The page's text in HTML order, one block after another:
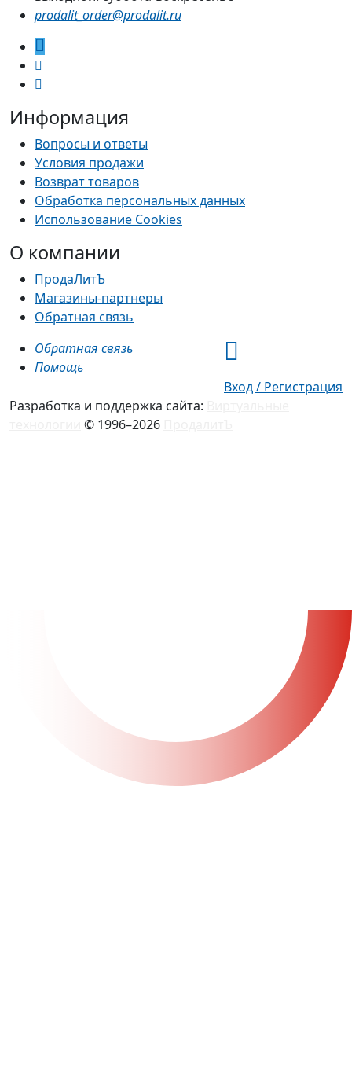
prodalit_order@prodalit.ru
Информация
Вопросы и ответы
Условия продажи
Возврат товаров
Обработка персональных данных
Использование Cookies
О компании
ПродаЛитЪ
Магазины-партнеры
Обратная связь
Обратная связь
Помощь
Вход / Регистрация
Разработка и поддержка сайта:
© 1996–2026